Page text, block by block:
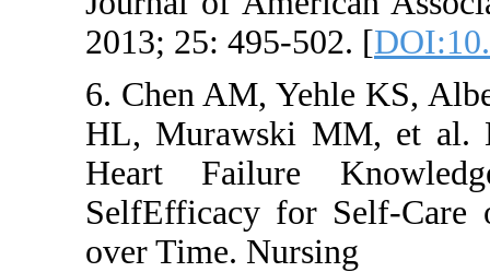
2013; 25: 495-502.
6. Chen AM,
HL, Murawski
Heart Failure
SelfEfficacy for
over Time. Nursing